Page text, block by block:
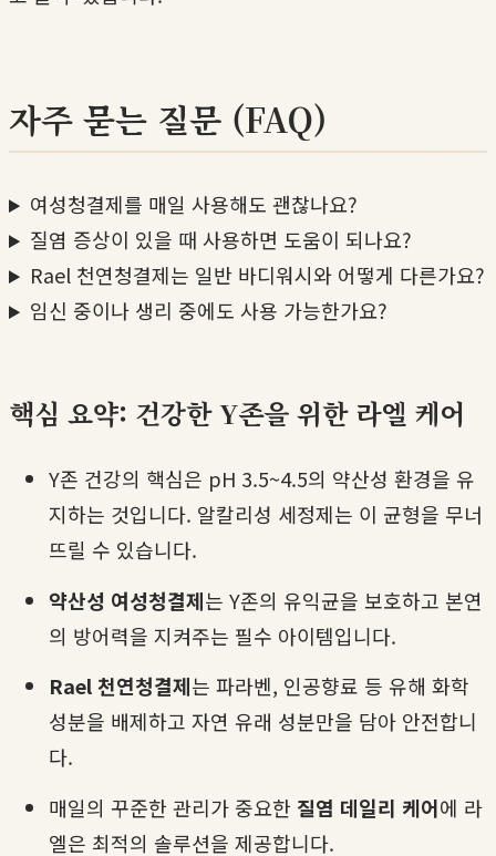
자주 묻는 질문 (FAQ)
여성청결제를 매일 사용해도 괜찮나요?
질염 증상이 있을 때 사용하면 도움이 되나요?
Rael 천연청결제는 일반 바디워시와 어떻게 다른가요?
임신 중이나 생리 중에도 사용 가능한가요?
핵심 요약: 건강한 Y존을 위한 라엘 케어
Y존 건강의 핵심은 pH 3.5~4.5의 약산성 환경을 유
지하는 것입니다. 알칼리성 세정제는 이 균형을 무너
뜨릴 수 있습니다.
약산성 여성청결제는 Y존의 유익균을 보호하고 본연
의 방어력을 지켜주는 필수 아이템입니다.
Rael 천연청결제는 파라벤, 인공향료 등 유해 화학
성분을 배제하고 자연 유래 성분만을 담아 안전합니
다.
매일의 꾸준한 관리가 중요한 질염 데일리 케어에 라
엘은 최적의 솔루션을 제공합니다.